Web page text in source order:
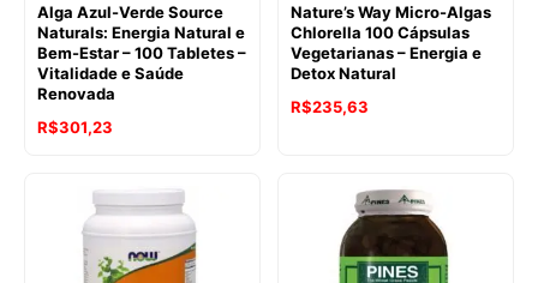
Alga Azul-Verde Source
Naturals: Energia Natural e
Bem-Estar – 100 Tabletes –
Vitalidade e Saúde
Renovada
R$301,23
Nature’s Way Micro-Algas
Chlorella 100 Cápsulas
Vegetarianas – Energia e
Detox Natural
R$235,63